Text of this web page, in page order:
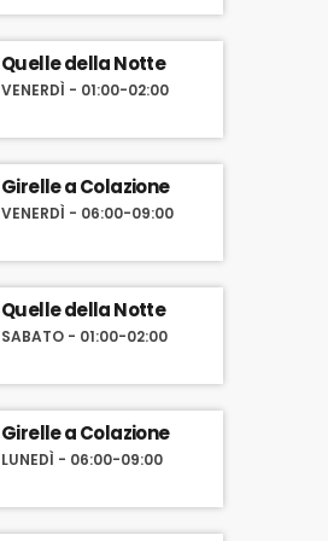
Quelle della Notte
VENERDÌ - 01:00-02:00
Girelle a Colazione
VENERDÌ - 06:00-09:00
Quelle della Notte
SABATO - 01:00-02:00
Girelle a Colazione
LUNEDÌ - 06:00-09:00